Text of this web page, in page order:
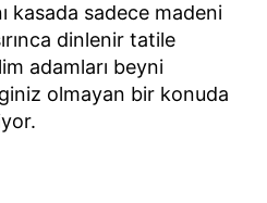
kasada sadece madeni
dinlenir tatile
adamları beyni
olmayan bir konuda